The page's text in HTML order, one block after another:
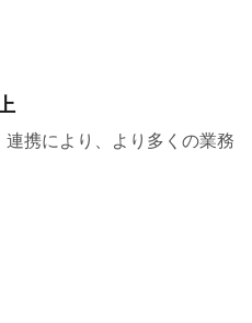
携により、より多くの業務